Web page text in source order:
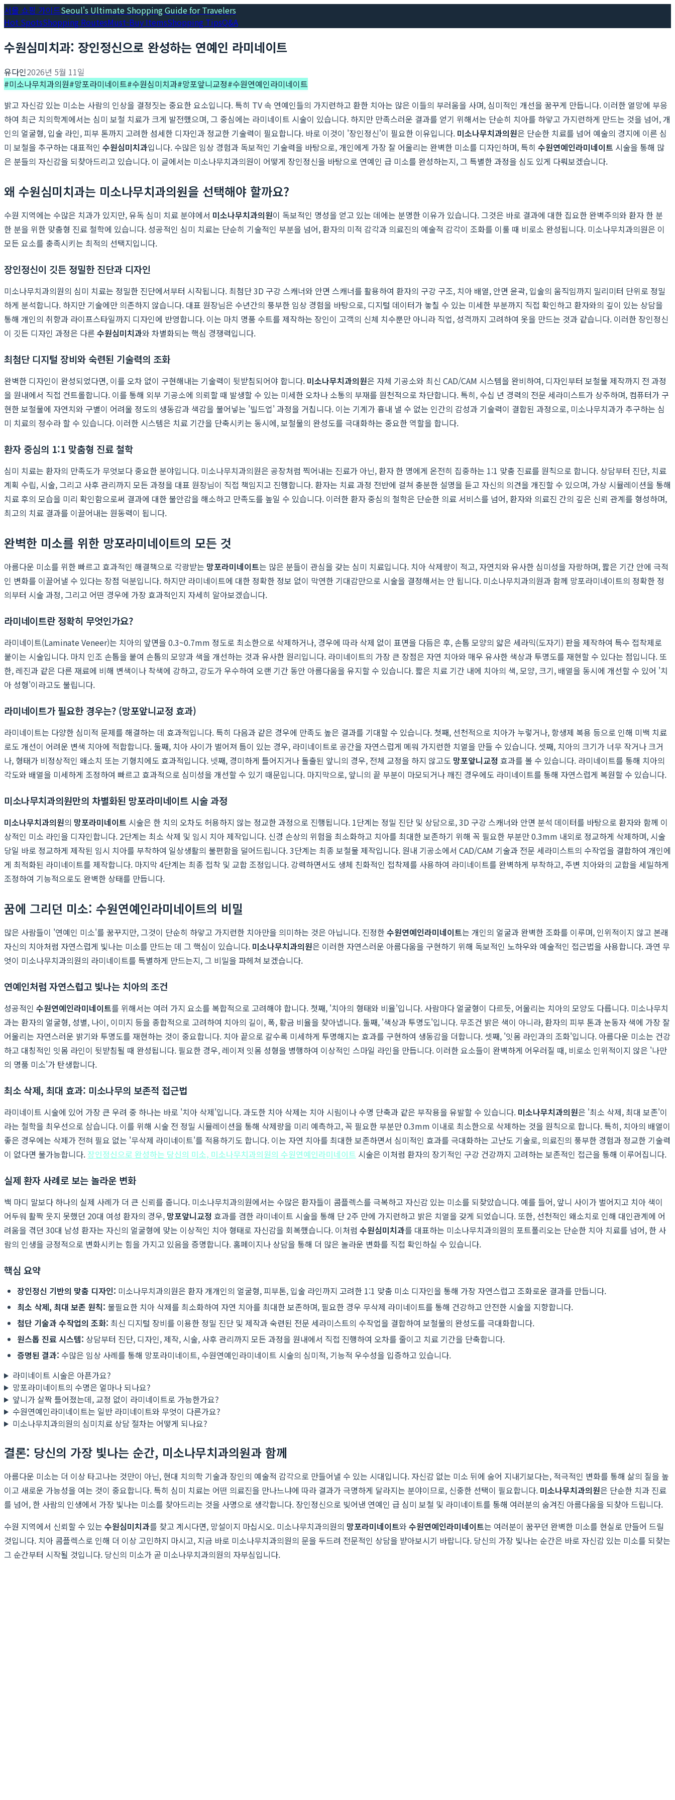
서울 쇼핑 가이드Seoul's Ultimate Shopping Guide for Travelers
Hot SpotsShopping RoutesMust-Buy ItemsShopping TipsQ&A
수원심미치과: 장인정신으로 완성하는 연예인 라미네이트
유다인2026년 5월 11일
#미소나무치과의원#망포라미네이트#수원심미치과#망포앞니교정#수원연예인라미네이트
밝고 자신감 있는 미소는 사람의 인상을 결정짓는 중요한 요소입니다. 특히 TV 속 연예인들의 가지런하고 환한 치아는 많은 이들의 부러움을 사며, 심미적인 개선을 꿈꾸게 만듭니다. 이러한 열망에 부응
하여 최근 치의학계에서는 심미 보철 치료가 크게 발전했으며, 그 중심에는 라미네이트 시술이 있습니다. 하지만 만족스러운 결과를 얻기 위해서는 단순히 치아를 하얗고 가지런하게 만드는 것을 넘어, 개
인의 얼굴형, 입술 라인, 피부 톤까지 고려한 섬세한 디자인과 정교한 기술력이 필요합니다. 바로 이것이 '장인정신'이 필요한 이유입니다. 미소나무치과의원은 단순한 치료를 넘어 예술의 경지에 이른 심
미 보철을 추구하는 대표적인 수원심미치과입니다. 수많은 임상 경험과 독보적인 기술력을 바탕으로, 개인에게 가장 잘 어울리는 완벽한 미소를 디자인하며, 특히 수원연예인라미네이트 시술을 통해 많
은 분들의 자신감을 되찾아드리고 있습니다. 이 글에서는 미소나무치과의원이 어떻게 장인정신을 바탕으로 연예인 급 미소를 완성하는지, 그 특별한 과정을 심도 있게 다뤄보겠습니다.
왜 수원심미치과는 미소나무치과의원을 선택해야 할까요?
수원 지역에는 수많은 치과가 있지만, 유독 심미 치료 분야에서 미소나무치과의원이 독보적인 명성을 얻고 있는 데에는 분명한 이유가 있습니다. 그것은 바로 결과에 대한 집요한 완벽주의와 환자 한 분
한 분을 위한 맞춤형 진료 철학에 있습니다. 성공적인 심미 치료는 단순히 기술적인 부분을 넘어, 환자의 미적 감각과 의료진의 예술적 감각이 조화를 이룰 때 비로소 완성됩니다. 미소나무치과의원은 이
모든 요소를 충족시키는 최적의 선택지입니다.
장인정신이 깃든 정밀한 진단과 디자인
미소나무치과의원의 심미 치료는 정밀한 진단에서부터 시작됩니다. 최첨단 3D 구강 스캐너와 안면 스캐너를 활용하여 환자의 구강 구조, 치아 배열, 안면 윤곽, 입술의 움직임까지 밀리미터 단위로 정밀
하게 분석합니다. 하지만 기술에만 의존하지 않습니다. 대표 원장님은 수년간의 풍부한 임상 경험을 바탕으로, 디지털 데이터가 놓칠 수 있는 미세한 부분까지 직접 확인하고 환자와의 깊이 있는 상담을
통해 개인의 취향과 라이프스타일까지 디자인에 반영합니다. 이는 마치 명품 수트를 제작하는 장인이 고객의 신체 치수뿐만 아니라 직업, 성격까지 고려하여 옷을 만드는 것과 같습니다. 이러한 장인정신
이 깃든 디자인 과정은 다른 수원심미치과와 차별화되는 핵심 경쟁력입니다.
최첨단 디지털 장비와 숙련된 기술력의 조화
완벽한 디자인이 완성되었다면, 이를 오차 없이 구현해내는 기술력이 뒷받침되어야 합니다. 미소나무치과의원은 자체 기공소와 최신 CAD/CAM 시스템을 완비하여, 디자인부터 보철물 제작까지 전 과정
을 원내에서 직접 컨트롤합니다. 이를 통해 외부 기공소에 의뢰할 때 발생할 수 있는 미세한 오차나 소통의 부재를 원천적으로 차단합니다. 특히, 수십 년 경력의 전문 세라미스트가 상주하며, 컴퓨터가 구
현한 보철물에 자연치와 구별이 어려울 정도의 생동감과 색감을 불어넣는 '빌드업' 과정을 거칩니다. 이는 기계가 흉내 낼 수 없는 인간의 감성과 기술력이 결합된 과정으로, 미소나무치과가 추구하는 심
미 치료의 정수라 할 수 있습니다. 이러한 시스템은 치료 기간을 단축시키는 동시에, 보철물의 완성도를 극대화하는 중요한 역할을 합니다.
환자 중심의 1:1 맞춤형 진료 철학
심미 치료는 환자의 만족도가 무엇보다 중요한 분야입니다. 미소나무치과의원은 공장처럼 찍어내는 진료가 아닌, 환자 한 명에게 온전히 집중하는 1:1 맞춤 진료를 원칙으로 합니다. 상담부터 진단, 치료
계획 수립, 시술, 그리고 사후 관리까지 모든 과정을 대표 원장님이 직접 책임지고 진행합니다. 환자는 치료 과정 전반에 걸쳐 충분한 설명을 듣고 자신의 의견을 개진할 수 있으며, 가상 시뮬레이션을 통해
치료 후의 모습을 미리 확인함으로써 결과에 대한 불안감을 해소하고 만족도를 높일 수 있습니다. 이러한 환자 중심의 철학은 단순한 의료 서비스를 넘어, 환자와 의료진 간의 깊은 신뢰 관계를 형성하며,
최고의 치료 결과를 이끌어내는 원동력이 됩니다.
완벽한 미소를 위한 망포라미네이트의 모든 것
아름다운 미소를 위한 빠르고 효과적인 해결책으로 각광받는 망포라미네이트는 많은 분들이 관심을 갖는 심미 치료입니다. 치아 삭제량이 적고, 자연치와 유사한 심미성을 자랑하며, 짧은 기간 안에 극적
인 변화를 이끌어낼 수 있다는 장점 덕분입니다. 하지만 라미네이트에 대한 정확한 정보 없이 막연한 기대감만으로 시술을 결정해서는 안 됩니다. 미소나무치과의원과 함께 망포라미네이트의 정확한 정
의부터 시술 과정, 그리고 어떤 경우에 가장 효과적인지 자세히 알아보겠습니다.
라미네이트란 정확히 무엇인가요?
라미네이트(Laminate Veneer)는 치아의 앞면을 0.3~0.7mm 정도로 최소한으로 삭제하거나, 경우에 따라 삭제 없이 표면을 다듬은 후, 손톱 모양의 얇은 세라믹(도자기) 판을 제작하여 특수 접착제로
붙이는 시술입니다. 마치 인조 손톱을 붙여 손톱의 모양과 색을 개선하는 것과 유사한 원리입니다. 라미네이트의 가장 큰 장점은 자연 치아와 매우 유사한 색상과 투명도를 재현할 수 있다는 점입니다. 또
한, 레진과 같은 다른 재료에 비해 변색이나 착색에 강하고, 강도가 우수하여 오랜 기간 동안 아름다움을 유지할 수 있습니다. 짧은 치료 기간 내에 치아의 색, 모양, 크기, 배열을 동시에 개선할 수 있어 '치
아 성형'이라고도 불립니다.
라미네이트가 필요한 경우는? (망포앞니교정 효과)
라미네이트는 다양한 심미적 문제를 해결하는 데 효과적입니다. 특히 다음과 같은 경우에 만족도 높은 결과를 기대할 수 있습니다. 첫째, 선천적으로 치아가 누렇거나, 항생제 복용 등으로 인해 미백 치료
로도 개선이 어려운 변색 치아에 적합합니다. 둘째, 치아 사이가 벌어져 틈이 있는 경우, 라미네이트로 공간을 자연스럽게 메워 가지런한 치열을 만들 수 있습니다. 셋째, 치아의 크기가 너무 작거나 크거
나, 형태가 비정상적인 왜소치 또는 기형치에도 효과적입니다. 넷째, 경미하게 틀어지거나 돌출된 앞니의 경우, 전체 교정을 하지 않고도 망포앞니교정 효과를 볼 수 있습니다. 라미네이트를 통해 치아의
각도와 배열을 미세하게 조정하여 빠르고 효과적으로 심미성을 개선할 수 있기 때문입니다. 마지막으로, 앞니의 끝 부분이 마모되거나 깨진 경우에도 라미네이트를 통해 자연스럽게 복원할 수 있습니다.
미소나무치과의원만의 차별화된 망포라미네이트 시술 과정
미소나무치과의원의 망포라미네이트 시술은 한 치의 오차도 허용하지 않는 정교한 과정으로 진행됩니다. 1단계는 정밀 진단 및 상담으로, 3D 구강 스캐너와 안면 분석 데이터를 바탕으로 환자와 함께 이
상적인 미소 라인을 디자인합니다. 2단계는 최소 삭제 및 임시 치아 제작입니다. 신경 손상의 위험을 최소화하고 치아를 최대한 보존하기 위해 꼭 필요한 부분만 0.3mm 내외로 정교하게 삭제하며, 시술
당일 바로 정교하게 제작된 임시 치아를 부착하여 일상생활의 불편함을 덜어드립니다. 3단계는 최종 보철물 제작입니다. 원내 기공소에서 CAD/CAM 기술과 전문 세라미스트의 수작업을 결합하여 개인에
게 최적화된 라미네이트를 제작합니다. 마지막 4단계는 최종 접착 및 교합 조정입니다. 강력하면서도 생체 친화적인 접착제를 사용하여 라미네이트를 완벽하게 부착하고, 주변 치아와의 교합을 세밀하게
조정하여 기능적으로도 완벽한 상태를 만듭니다.
꿈에 그리던 미소: 수원연예인라미네이트의 비밀
많은 사람들이 '연예인 미소'를 꿈꾸지만, 그것이 단순히 하얗고 가지런한 치아만을 의미하는 것은 아닙니다. 진정한수원연예인라미네이트는 개인의 얼굴과 완벽한 조화를 이루며, 인위적이지 않고 본래
자신의 치아처럼 자연스럽게 빛나는 미소를 만드는 데 그 핵심이 있습니다. 미소나무치과의원은 이러한 자연스러운 아름다움을 구현하기 위해 독보적인 노하우와 예술적인 접근법을 사용합니다. 과연 무
엇이 미소나무치과의원의 라미네이트를 특별하게 만드는지, 그 비밀을 파헤쳐 보겠습니다.
연예인처럼 자연스럽고 빛나는 치아의 조건
성공적인 수원연예인라미네이트를 위해서는 여러 가지 요소를 복합적으로 고려해야 합니다. 첫째, '치아의 형태와 비율'입니다. 사람마다 얼굴형이 다르듯, 어울리는 치아의 모양도 다릅니다. 미소나무치
과는 환자의 얼굴형, 성별, 나이, 이미지 등을 종합적으로 고려하여 치아의 길이, 폭, 황금 비율을 찾아냅니다. 둘째, '색상과 투명도'입니다. 무조건 밝은 색이 아니라, 환자의 피부 톤과 눈동자 색에 가장 잘
어울리는 자연스러운 밝기와 투명도를 재현하는 것이 중요합니다. 치아 끝으로 갈수록 미세하게 투명해지는 효과를 구현하여 생동감을 더합니다. 셋째, '잇몸 라인과의 조화'입니다. 아름다운 미소는 건강
하고 대칭적인 잇몸 라인이 뒷받침될 때 완성됩니다. 필요한 경우, 레이저 잇몸 성형을 병행하여 이상적인 스마일 라인을 만듭니다. 이러한 요소들이 완벽하게 어우러질 때, 비로소 인위적이지 않은 '나만
의 명품 미소'가 탄생합니다.
최소 삭제, 최대 효과: 미소나무의 보존적 접근법
라미네이트 시술에 있어 가장 큰 우려 중 하나는 바로 '치아 삭제'입니다. 과도한 치아 삭제는 치아 시림이나 수명 단축과 같은 부작용을 유발할 수 있습니다. 미소나무치과의원은 '최소 삭제, 최대 보존'이
라는 철학을 최우선으로 삼습니다. 이를 위해 시술 전 정밀 시뮬레이션을 통해 삭제량을 미리 예측하고, 꼭 필요한 부분만 0.3mm 이내로 최소한으로 삭제하는 것을 원칙으로 합니다. 특히, 치아의 배열이
좋은 경우에는 삭제가 전혀 필요 없는 '무삭제 라미네이트'를 적용하기도 합니다. 이는 자연 치아를 최대한 보존하면서 심미적인 효과를 극대화하는 고난도 기술로, 의료진의 풍부한 경험과 정교한 기술력
이 없다면 불가능합니다. 장인정신으로 완성하는 당신의 미소, 미소나무치과의원의 수원연예인라미네이트 시술은 이처럼 환자의 장기적인 구강 건강까지 고려하는 보존적인 접근을 통해 이루어집니다.
실제 환자 사례로 보는 놀라운 변화
백 마디 말보다 하나의 실제 사례가 더 큰 신뢰를 줍니다. 미소나무치과의원에서는 수많은 환자들이 콤플렉스를 극복하고 자신감 있는 미소를 되찾았습니다. 예를 들어, 앞니 사이가 벌어지고 치아 색이
어두워 활짝 웃지 못했던 20대 여성 환자의 경우, 망포앞니교정 효과를 겸한 라미네이트 시술을 통해 단 2주 만에 가지런하고 밝은 치열을 갖게 되었습니다. 또한, 선천적인 왜소치로 인해 대인관계에 어
려움을 겪던 30대 남성 환자는 자신의 얼굴형에 맞는 이상적인 치아 형태로 자신감을 회복했습니다. 이처럼 수원심미치과를 대표하는 미소나무치과의원의 포트폴리오는 단순한 치아 치료를 넘어, 한 사
람의 인생을 긍정적으로 변화시키는 힘을 가지고 있음을 증명합니다. 홈페이지나 상담을 통해 더 많은 놀라운 변화를 직접 확인하실 수 있습니다.
핵심 요약
장인정신 기반의 맞춤 디자인: 미소나무치과의원은 환자 개개인의 얼굴형, 피부톤, 입술 라인까지 고려한 1:1 맞춤 미소 디자인을 통해 가장 자연스럽고 조화로운 결과를 만듭니다.
최소 삭제, 최대 보존 원칙: 불필요한 치아 삭제를 최소화하여 자연 치아를 최대한 보존하며, 필요한 경우 무삭제 라미네이트를 통해 건강하고 안전한 시술을 지향합니다.
첨단 기술과 수작업의 조화: 최신 디지털 장비를 이용한 정밀 진단 및 제작과 숙련된 전문 세라미스트의 수작업을 결합하여 보철물의 완성도를 극대화합니다.
원스톱 진료 시스템: 상담부터 진단, 디자인, 제작, 시술, 사후 관리까지 모든 과정을 원내에서 직접 진행하여 오차를 줄이고 치료 기간을 단축합니다.
증명된 결과: 수많은 임상 사례를 통해 망포라미네이트, 수원연예인라미네이트 시술의 심미적, 기능적 우수성을 입증하고 있습니다.
라미네이트 시술은 아픈가요?
망포라미네이트의 수명은 얼마나 되나요?
앞니가 살짝 틀어졌는데, 교정 없이 라미네이트로 가능한가요?
수원연예인라미네이트는 일반 라미네이트와 무엇이 다른가요?
미소나무치과의원의 심미치료 상담 절차는 어떻게 되나요?
결론: 당신의 가장 빛나는 순간, 미소나무치과의원과 함께
아름다운 미소는 더 이상 타고나는 것만이 아닌, 현대 치의학 기술과 장인의 예술적 감각으로 만들어낼 수 있는 시대입니다. 자신감 없는 미소 뒤에 숨어 지내기보다는, 적극적인 변화를 통해 삶의 질을 높
이고 새로운 가능성을 여는 것이 중요합니다. 특히 심미 치료는 어떤 의료진을 만나느냐에 따라 결과가 극명하게 달라지는 분야이므로, 신중한 선택이 필요합니다. 미소나무치과의원은 단순한 치과 진료
를 넘어, 한 사람의 인생에서 가장 빛나는 미소를 찾아드리는 것을 사명으로 생각합니다. 장인정신으로 빚어낸 연예인 급 심미 보철 및 라미네이트를 통해 여러분의 숨겨진 아름다움을 되찾아 드립니다.
수원 지역에서 신뢰할 수 있는 수원심미치과를 찾고 계시다면, 망설이지 마십시오. 미소나무치과의원의 망포라미네이트와 수원연예인라미네이트는 여러분이 꿈꾸던 완벽한 미소를 현실로 만들어 드릴
것입니다. 치아 콤플렉스로 인해 더 이상 고민하지 마시고, 지금 바로 미소나무치과의원의 문을 두드려 전문적인 상담을 받아보시기 바랍니다. 당신의 가장 빛나는 순간은 바로 자신감 있는 미소를 되찾는
그 순간부터 시작될 것입니다. 당신의 미소가 곧 미소나무치과의원의 자부심입니다.